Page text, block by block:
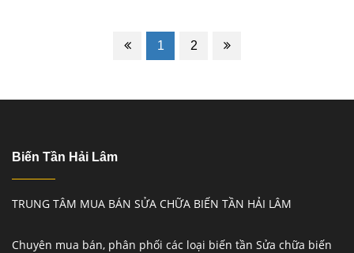
1 2
Biến Tần Hải Lâm
TRUNG TÂM MUA BÁN SỬA CHỮA BIẾN TẦN HẢI LÂM
Chuyên mua bán, phân phối các loại biến tần Sửa chữa biến